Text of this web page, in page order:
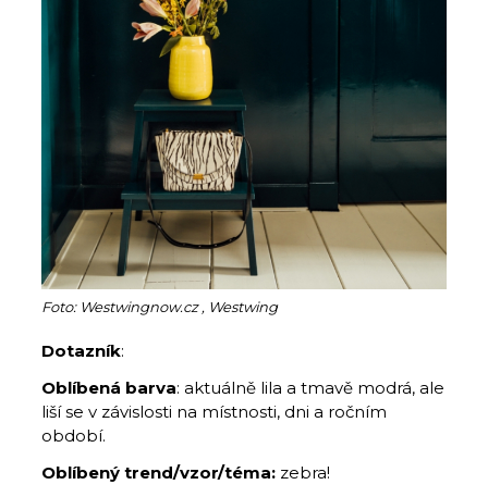
Foto: Westwingnow.cz , Westwing
Dotazník:
Oblíbená barva: aktuálně lila a tmavě modrá, ale
liší se v závislosti na místnosti, dni a ročním
období.
Oblíbený trend/vzor/téma: zebra!